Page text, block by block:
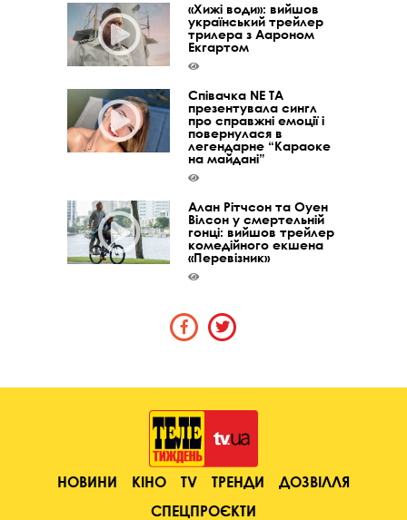
«Хижі води»: вийшов
український трейлер
трилера з Аароном
Екгартом
Співачка NE TA
презентувала сингл
про справжні емоції і
повернулася в
легендарне “Караоке
на майдані”
Алан Рітчсон та Оуен
Вілсон у смертельній
гонці: вийшов трейлер
комедійного екшена
«Перевізник»
НОВИНИ КІНО TV ТРЕНДИ
ДОЗВІЛЛЯ
СПЕЦПРОЄКТИ